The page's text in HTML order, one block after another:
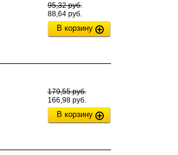
95,32 руб.
88,64 руб.
В корзину
179,55 руб.
166,98 руб.
В корзину